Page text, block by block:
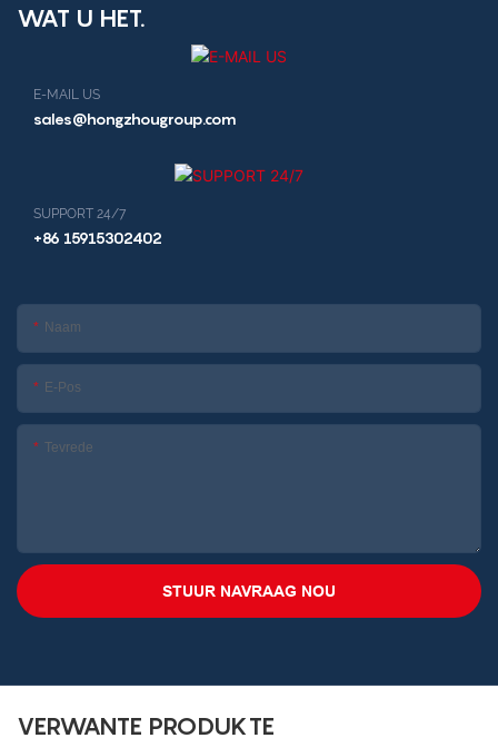
WAT U HET.
E-MAIL US
sales@hongzhougroup.com
SUPPORT 24/7
+86 15915302402
Naam
E-Pos
Tevrede
STUUR NAVRAAG NOU
VERWANTE PRODUKTE